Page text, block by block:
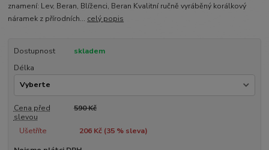
znamení: Lev, Beran, Blíženci, Beran Kvalitní ručně vyráběný korálkový
náramek z přírodních... celý popis
Dostupnost
skladem
Délka
Cena před
slevou
590 Kč
Ušetříte 206 Kč (35% sleva)